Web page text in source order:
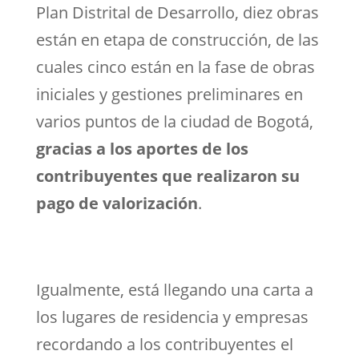
Plan Distrital de Desarrollo, diez obras
están en etapa de construcción, de las
cuales cinco están en la fase de obras
iniciales y gestiones preliminares en
varios puntos de la ciudad de Bogotá,
gracias a los aportes de los
contribuyentes que realizaron su
pago de valorización.
Igualmente, está llegando una carta a
los lugares de residencia y empresas
recordando a los contribuyentes el